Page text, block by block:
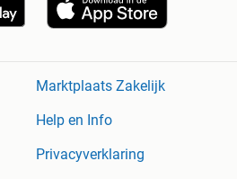
Marktplaats Zakelijk
Help en Info
Privacyverklaring